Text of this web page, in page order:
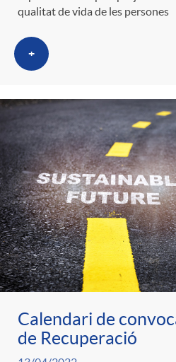
a
s
l
t
r
o
C
a
t
e
i
n
g
u
t
s
qualitat de vida de les persones
+
Calendari de
de Recuperació